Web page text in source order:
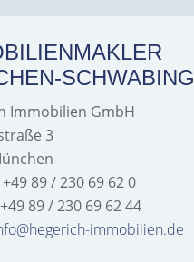
SCHWABING
Immobilien GmbH
3
89 / 230 69 62 0
89 / 230 69 62 44
immobilien.de